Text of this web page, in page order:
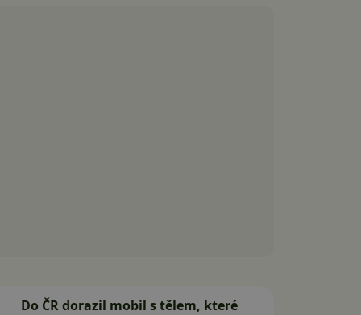
Do ČR dorazil mobil s tělem, které